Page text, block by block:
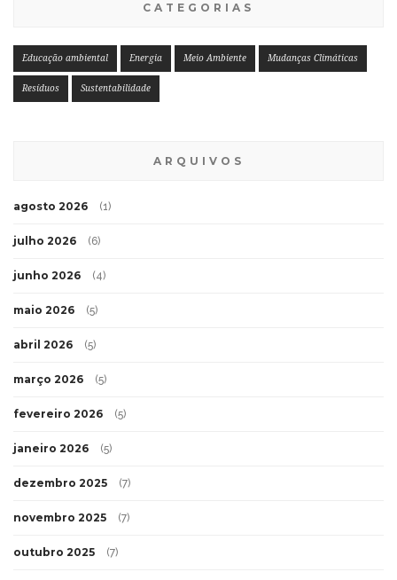
CATEGORIAS
Educação ambiental Energia Meio Ambiente Mudanças Climáticas
Resíduos Sustentabilidade
ARQUIVOS
agosto 2026 (1)
julho 2026 (6)
junho 2026 (4)
maio 2026 (5)
abril 2026 (5)
março 2026 (5)
fevereiro 2026 (5)
janeiro 2026 (5)
dezembro 2025 (7)
novembro 2025 (7)
outubro 2025 (7)